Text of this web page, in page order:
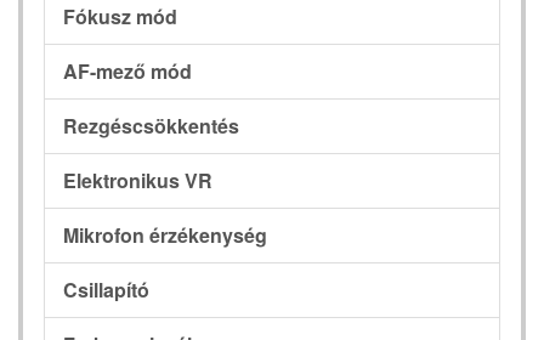
Fókusz mód
AF-mező mód
Rezgéscsökkentés
Elektronikus VR
Mikrofon érzékenység
Csillapító